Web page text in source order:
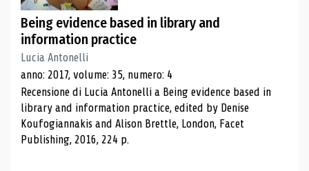
Being evidence based in library and
information practice
Lucia Antonelli
anno: 2017, volume: 35, numero: 4
Recensione di Lucia Antonelli a Being evidence based in
library and information practice, edited by Denise
Koufogiannakis and Alison Brettle, London, Facet
Publishing, 2016, 224 p.